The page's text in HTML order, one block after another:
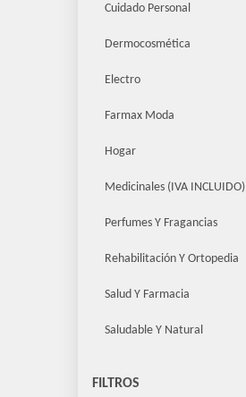
Cuidado Personal
Dermocosmética
Electro
Farmax Moda
Hogar
Medicinales (IVA INCLUIDO)
Perfumes Y Fragancias
Rehabilitación Y Ortopedia
Salud Y Farmacia
Saludable Y Natural
FILTROS